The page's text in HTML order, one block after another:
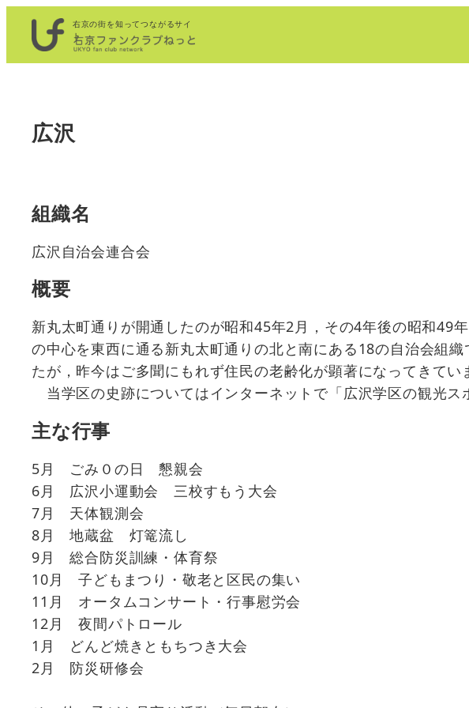
を
右京の街を知ってつながるサイ
ト
広沢
組織名
広沢自治会連合会
概要
新丸太町通りが開通したのが昭和45年2月，その4年後の昭和49
の中心を東西に通る新丸太町通りの北と南にある18の自治会組
たが，昨今はご多聞にもれず住民の老齢化が顕著になってきてい
当学区の史跡についてはインターネットで「広沢学区の観光ス
主な行事
5月 ごみ０の日 懇親会
6月 広沢小運動会 三校すもう大会
7月 天体観測会
8月 地蔵盆 灯篭流し
9月 総合防災訓練・体育祭
10月 子どもまつり・敬老と区民の集い
11月 オータムコンサート・行事慰労会
12月 夜間パトロール
1月 どんど焼きともちつき大会
2月 防災研修会